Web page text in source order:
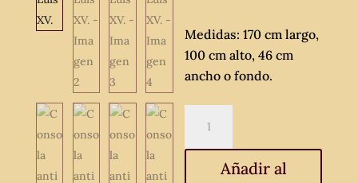
Medidas: 170 cm largo,
100 cm alto, 46 cm
ancho o fondo.
antigua
estilo
Añadir al